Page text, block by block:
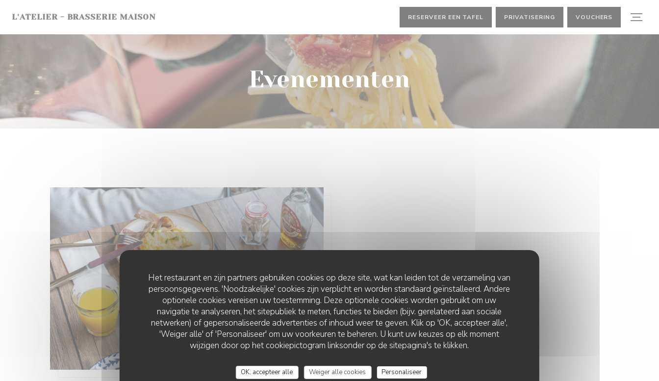
Het restaurant en zijn partners gebruiken cookies op deze site, wat kan leiden tot de verzameling van
persoonsgegevens. 'Noodzakelijke' cookies zijn verplicht en worden standaard geïnstalleerd. Andere
optionele cookies vereisen uw toestemming. Deze optionele cookies worden gebruikt om uw
navigatie te analyseren, het sitepubliek te meten, functies te bieden (bijv. gerelateerd aan sociale
netwerken) of gepersonaliseerde advertenties of inhoud weer te geven. Klik op 'OK, accepteer alle',
'Weiger alle' of 'Personaliseer' om uw voorkeuren te beheren. U kunt uw keuzes op elk moment
wijzigen door op het cookiepictogram linksonder op de sitepagina's te klikken.
OK, accepteer alle Weiger alle cookies
Personaliseer
L'ATELIER - BRASSERIE MAISON RESERVEER EEN TAFEL PRIVATISERING VOUCHERS
Evenementen
€25.00
BRUNCH
L'ATELIER - BRASSERIE MAISON